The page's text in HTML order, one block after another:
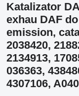
Katalizator
exhau DAF
emission,
2038420,
2134913,
036363,
4307106,